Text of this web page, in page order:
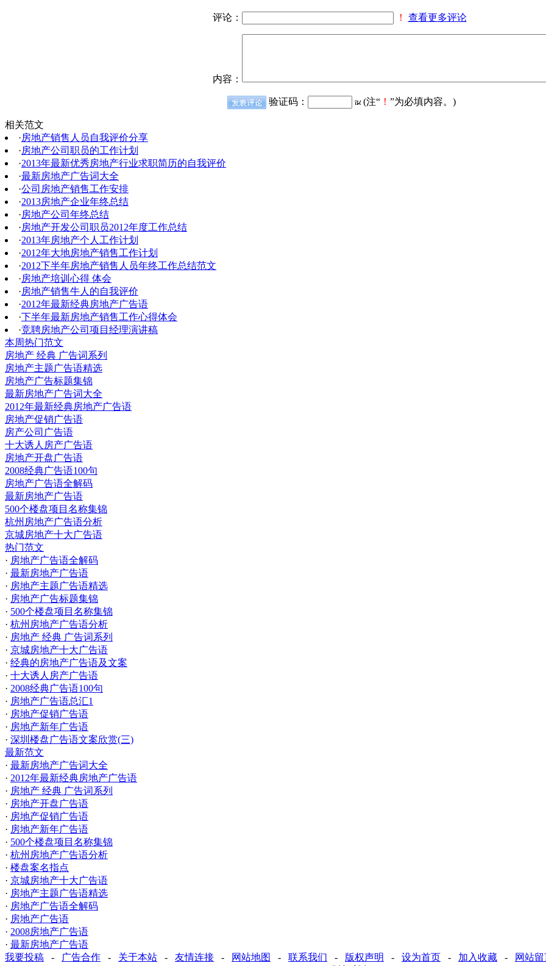
评论： ！ 查看更多评论
内容：
验证码： (注“！ ”为必填内容。)
相关范文
·房地产销售人员自我评价分享
·房地产公司职员的工作计划
·2013年最新优秀房地产行业求职简历的自我评价
·最新房地产广告词大全
·公司房地产销售工作安排
·2013房地产企业年终总结
·房地产公司年终总结
·房地产开发公司职员2012年度工作总结
·2013年房地产个人工作计划
·2012年大地房地产销售工作计划
·2012下半年房地产销售人员年终工作总结范文
·房地产培训心得 体会
·房地产销售牛人的自我评价
·2012年最新经典房地产广告语
·下半年最新房地产销售工作心得体会
·竞聘房地产公司项目经理演讲稿
本周热门范文
房地产 经典 广告词系列
房地产主题广告语精选
房地产广告标题集锦
最新房地产广告词大全
2012年最新经典房地产广告语
房地产促销广告语
房产公司广告语
十大诱人房产广告语
房地产开盘广告语
2008经典广告语100句
房地产广告语全解码
最新房地产广告语
500个楼盘项目名称集锦
杭州房地产广告语分析
京城房地产十大广告语
热门范文
· 房地产广告语全解码
· 最新房地产广告语
· 房地产主题广告语精选
· 房地产广告标题集锦
· 500个楼盘项目名称集锦
· 杭州房地产广告语分析
· 房地产 经典 广告词系列
· 京城房地产十大广告语
· 经典的房地产广告语及文案
· 十大诱人房产广告语
· 2008经典广告语100句
· 房地产广告语总汇1
· 房地产促销广告语
· 房地产新年广告语
· 深圳楼盘广告语文案欣赏(三)
最新范文
· 最新房地产广告词大全
· 2012年最新经典房地产广告语
· 房地产 经典 广告词系列
· 房地产开盘广告语
· 房地产促销广告语
· 房地产新年广告语
· 500个楼盘项目名称集锦
· 杭州房地产广告语分析
· 楼盘案名指点
· 京城房地产十大广告语
· 房地产主题广告语精选
· 房地产广告语全解码
· 房地产广告语
· 2008房地产广告语
· 最新房地产广告语
我要投稿 - 广告合作 - 关于本站 - 友情连接 - 网站地图 - 联系我们 - 版权声明 - 设为首页 - 加入收藏 -
网站